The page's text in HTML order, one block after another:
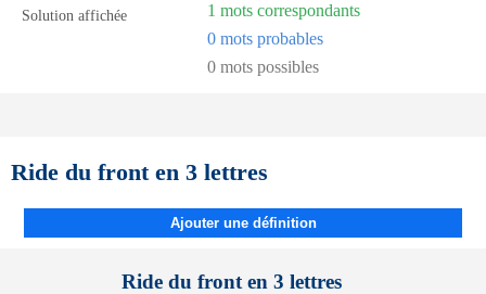
Solution affichée
1 mots correspondants
0 mots probables
0 mots possibles
Ride du front en 3 lettres
Ajouter une définition
Ride du front en 3 lettres